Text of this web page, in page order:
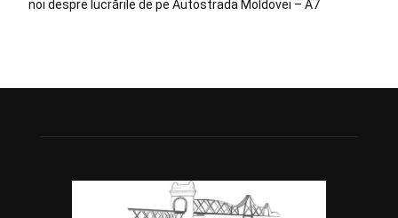
noi despre lucrările de pe Autostrada Moldovei – A7